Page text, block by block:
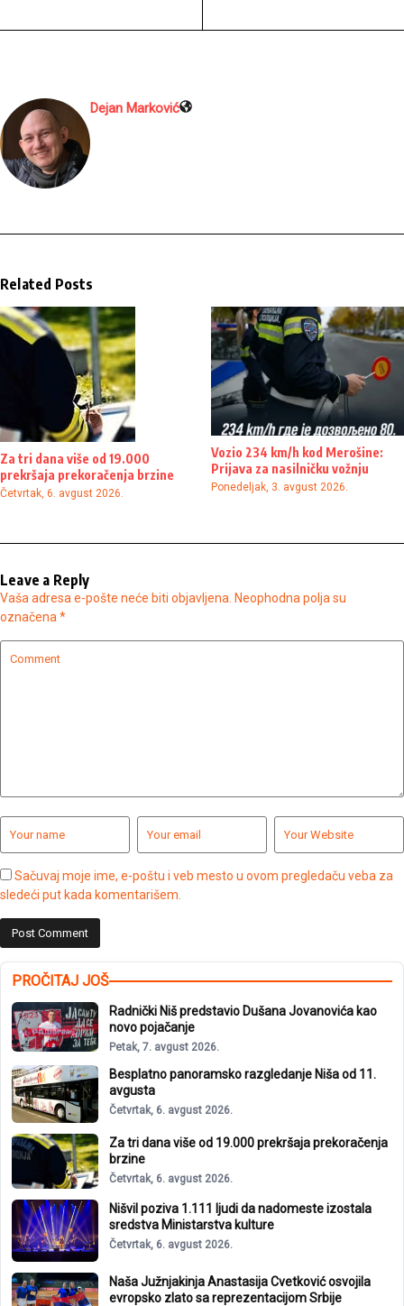
Dejan Marković
Related Posts
Za tri dana više od 19.000
prekršaja prekoračenja brzine
Četvrtak, 6. avgust 2026.
Vozio 234 km/h kod Merošine:
Prijava za nasilničku vožnju
Ponedeljak, 3. avgust 2026.
Leave a Reply
Vaša adresa e-pošte neće biti objavljena. Neophodna polja su
označena *
Sačuvaj moje ime, e-poštu i veb mesto u ovom pregledaču veba za
sledeći put kada komentarišem.
PROČITAJ JOŠ
Radnički Niš predstavio Dušana Jovanovića kao
novo pojačanje
Petak, 7. avgust 2026.
Besplatno panoramsko razgledanje Niša od 11.
avgusta
Četvrtak, 6. avgust 2026.
Za tri dana više od 19.000 prekršaja prekoračenja
brzine
Četvrtak, 6. avgust 2026.
Nišvil poziva 1.111 ljudi da nadomeste izostala
sredstva Ministarstva kulture
Četvrtak, 6. avgust 2026.
Naša Južnjakinja Anastasija Cvetković osvojila
evropsko zlato sa reprezentacijom Srbije